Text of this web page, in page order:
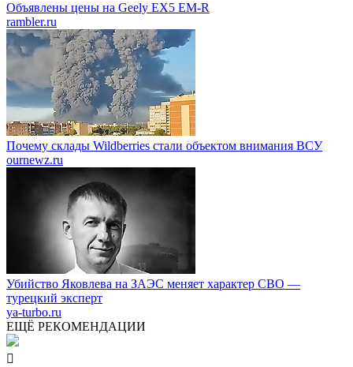
Объявлены цены на Geely EX5 EM-R
rambler.ru
Почему склады Wildberries стали объектом внимания ВСУ
ournewz.ru
Убийство Яковлева на ЗАЭС меняет характер СВО —
турецкий эксперт
ya-turbo.ru
ЕЩЁ РЕКОМЕНДАЦИИ
